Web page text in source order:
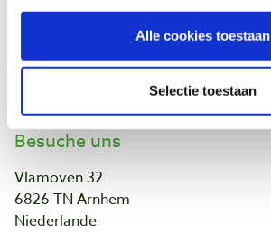
Alle cookies toestaan
Selectie toestaan
NOEST
Links und Adressen
Besuche uns
Vlamoven 32
6826 TN Arnhem
Niederlande